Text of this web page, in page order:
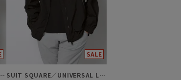
SUIT SQUARE／UNIVERSAL LANGUAGE SUIT SQUARE／UNIVERSAL LANGUAGE